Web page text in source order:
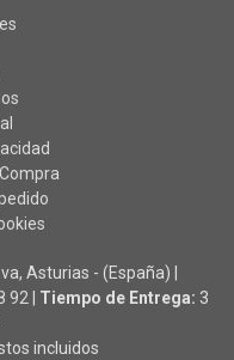
Asturias - (España) |
92 Tiempo de Entrega: 3
incluidos